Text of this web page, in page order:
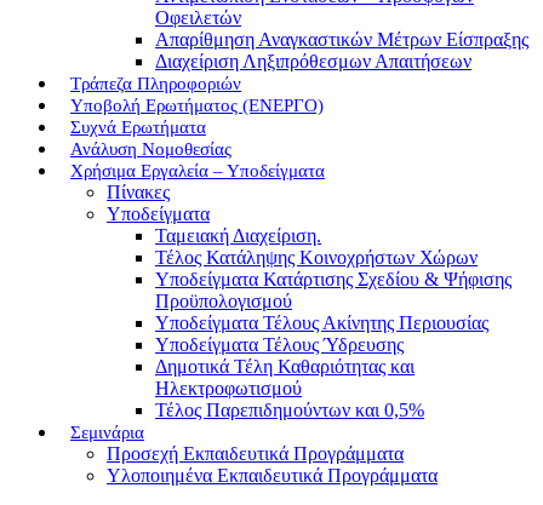
Οφειλετών
Απαρίθμηση Αναγκαστικών Μέτρων Είσπραξης
Διαχείριση Ληξιπρόθεσμων Απαιτήσεων
Τράπεζα Πληροφοριών
Υποβολή Ερωτήματος (ΕΝΕΡΓΟ)
Συχνά Ερωτήματα
Ανάλυση Νομοθεσίας
Χρήσιμα Εργαλεία – Υποδείγματα
Πίνακες
Υποδείγματα
Ταμειακή Διαχείριση.
Τέλος Κατάληψης Κοινοχρήστων Χώρων
Υποδείγματα Κατάρτισης Σχεδίου & Ψήφισης
Προϋπολογισμού
Υποδείγματα Τέλους Ακίνητης Περιουσίας
Υποδείγματα Τέλους Ύδρευσης
Δημοτικά Τέλη Καθαριότητας και
Ηλεκτροφωτισμού
Τέλος Παρεπιδημούντων και 0,5%
Σεμινάρια
Προσεχή Εκπαιδευτικά Προγράμματα
Υλοποιημένα Εκπαιδευτικά Προγράμματα